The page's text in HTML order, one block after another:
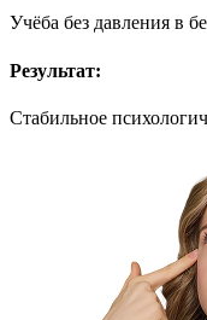
Учёба без давления в
Результат:
Стабильное